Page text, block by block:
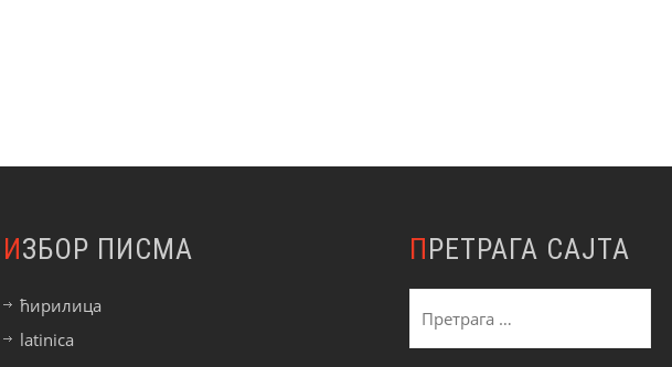
ИЗБОР ПИСМА
ћирилица
latinica
ПРЕТРАГА САЈТА
за: